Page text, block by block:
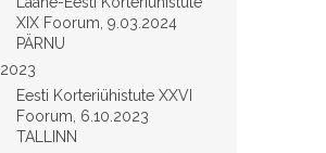
XIX Foorum, 9.03.2024
PÄRNU
2023
Eesti Korteriühistute XXVI
Foorum, 6.10.2023
TALLINN